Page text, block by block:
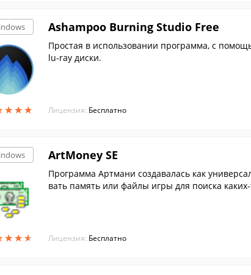
★★★
★★★
Ashampoo Burning Studio Free
Простая в использовании программа, с
lu-ray диски.
Лицензия: Бесплатно
★★★
★★★
ArtMoney SE
Программа Артмани создавалась как
вать память или файлы игры для поиска
Лицензия: Бесплатно